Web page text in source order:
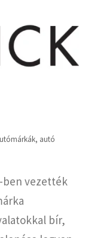
, autó
ben vezették
bír,